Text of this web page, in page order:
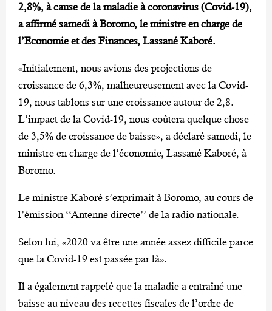
2,8%, à cause de la maladie à coronavirus (Covid-19),
a affirmé samedi à Boromo, le ministre en charge de
l’Economie et des Finances, Lassané Kaboré.
«Initialement, nous avions des projections de
croissance de 6,3%, malheureusement avec la Covid-
19, nous tablons sur une croissance autour de 2,8.
L’impact de la Covid-19, nous coûtera quelque chose
de 3,5% de croissance de baisse», a déclaré samedi, le
ministre en charge de l’économie, Lassané Kaboré, à
Boromo.
Le ministre Kaboré s’exprimait à Boromo, au cours de
l’émission ‘‘Antenne directe’’ de la radio nationale.
Selon lui, «2020 va être une année assez difficile parce
que la Covid-19 est passée par là».
Il a également rappelé que la maladie a entraîné une
baisse au niveau des recettes fiscales de l’ordre de